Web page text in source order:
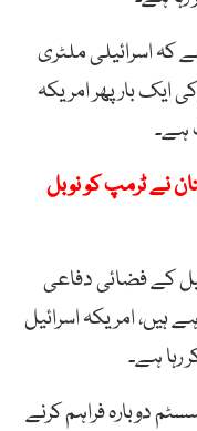
کہ اسرائیلی ملٹری
ایک بار پھر امریکہ
ہے۔
نے ٹرمپ کو نوبل
کے فضائی دفاعی
ہیں، امریکہ اسرائیل
رہا ہے۔
دوبارہ فراہم کرنے